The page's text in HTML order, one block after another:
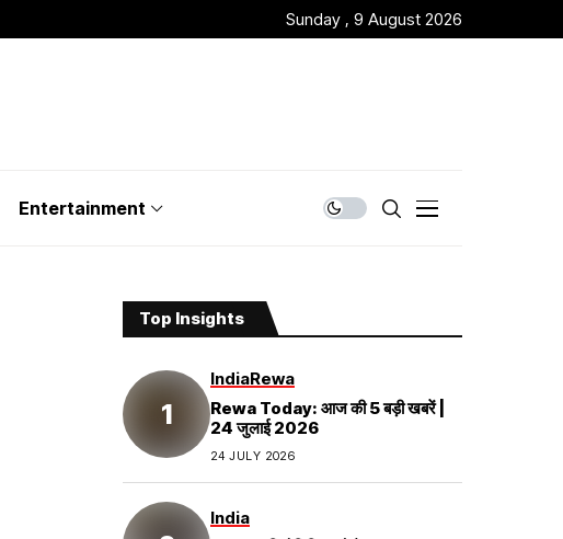
Sunday , 9 August 2026
Entertainment
Top Insights
IndiaRewa
Rewa Today: आज की 5 बड़ी खबरें |
24 जुलाई 2026
24 JULY 2026
India